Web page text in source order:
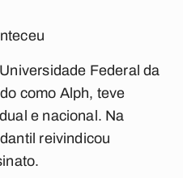
Federal da
como Alph, teve
e nacional. Na
reivindicou